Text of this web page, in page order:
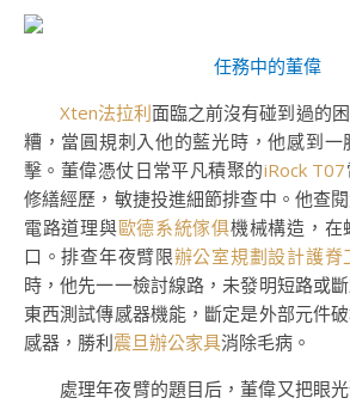
任務中的董偉
Xten法拉利面臨之前沒有碰到過的
糟，當圓規刺入他的藍光時，他感到
擊。董偉憑仗日常平凡積聚的iRock T07
修繕經歷，敏捷投進細節排查中。他查
電路道理與歐德系統傢俱機械構造，在
口。排查年夜臂限辦公室規劃設計護脊
時，他先一一檢討線路，未發明短路或
東西測試傳感器機能，斷定是外部元件
感器，勝利震旦辦公家具消除毛病。
處理年夜臂的題目后，董偉又把眼